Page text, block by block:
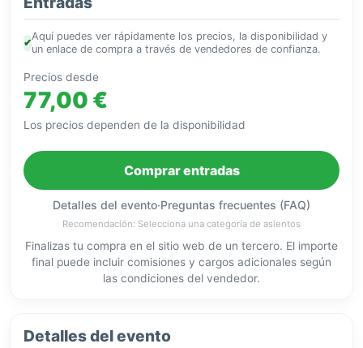
✔
Aquí puedes ver rápidamente los precios, la disponibilidad y
un enlace de compra a través de vendedores de confianza.
Precios desde
77,00 €
Los precios dependen de la disponibilidad
Comprar entradas
Detalles del evento·Preguntas frecuentes (FAQ)
Recomendación: Selecciona una categoría de asientos
Finalizas tu compra en el sitio web de un tercero. El importe
final puede incluir comisiones y cargos adicionales según
las condiciones del vendedor.
Detalles del evento